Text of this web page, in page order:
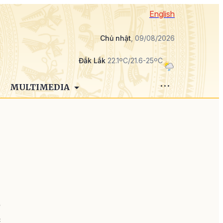
English
Chủ nhật, 09/08/2026
Đắk Lắk 22.1ºC/21.6-25ºC
MULTIMEDIA